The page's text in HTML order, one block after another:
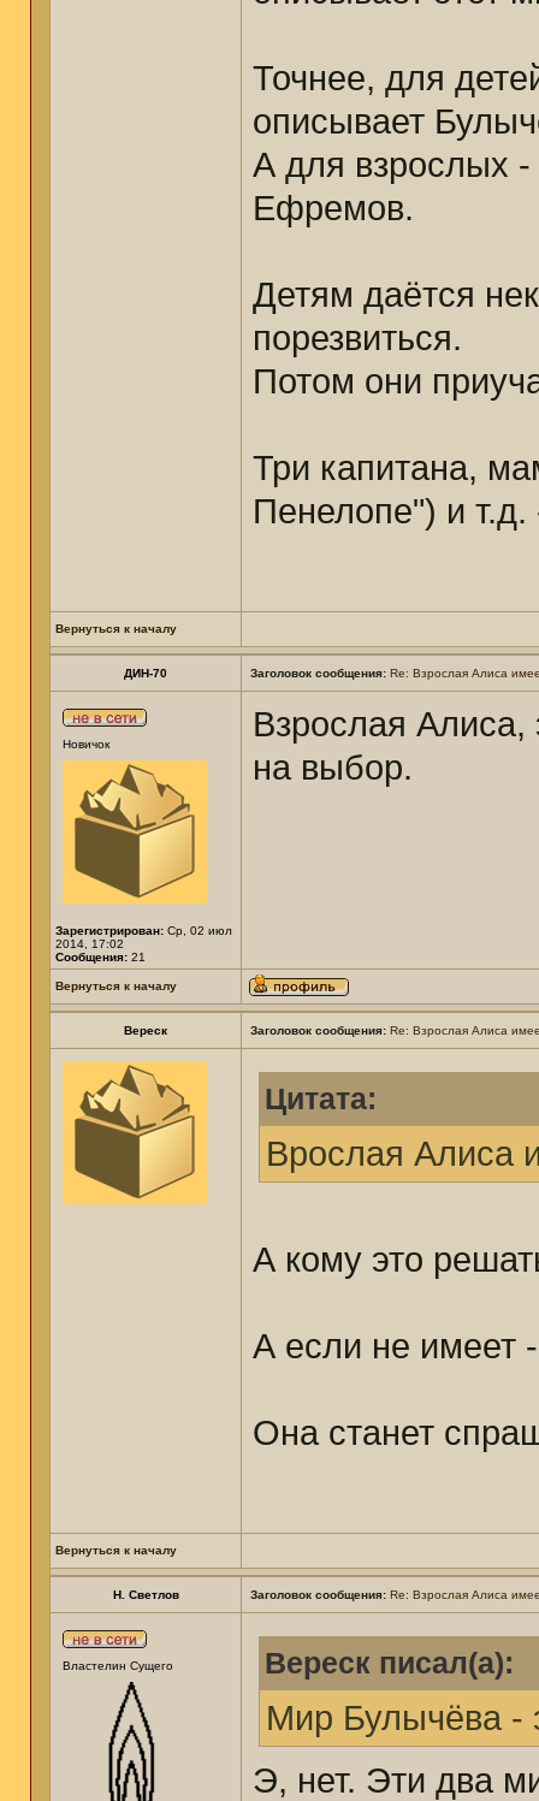
Точнее, для
описывает
А для взрослых -
Ефремов.
Детям даётся
порезвиться.
Потом они
Три капитана,
Пенелопе") и
Вернуться к началу
ДИН-70 Заголовок сообщения: Re: Взрослая Алиса
Новичок
Зарегистрирован: Ср, 02 июл
2014, 17:02
Сообщения: 21
Взрослая Алиса,
на выбор.
Вернуться к началу
Вереск Заголовок сообщения: Re: Взрослая Алиса
Цитата:
Врослая Алиса
А кому это
А если не имеет
Она станет
Вернуться к началу
Н. Светлов Заголовок сообщения: Re: Взрослая Алиса
Властелин Сущего Вереск писал(а):
Мир Булычёва -
Э, нет. Эти два